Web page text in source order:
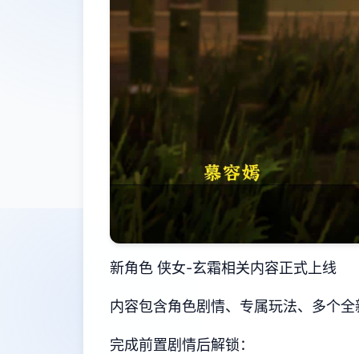
新角色 侠女-玄霜相关内容正式上线
内容包含角色剧情、专属玩法、多个
完成前置剧情后解锁：